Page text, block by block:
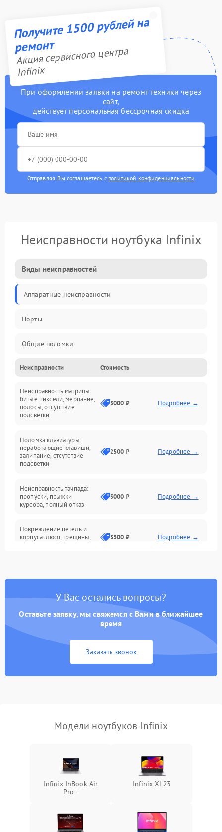
Получите 1500 рублей на
ремонт
Акция сервисного центра
Infinix
При оформлении заявки на ремонт техники через
сайт,
действует персональная бессрочная скидка
Отправляя, Вы соглашаетесь с политикой конфиденциальности
Неисправности ноутбука Infinix
Виды неисправностей
Аппаратные неисправности
Порты
Общие поломки
Устройства
Программные ошибки
Электрические и системные сбои
Интерфейсные проблемы
Батарея
Сеть и интернет
Неисправности Стоимость
Неисправность матрицы:
битые пиксели, мерцание,
полосы, отсутствие
подсветки
5000 ₽ Подробнее →
Поломка клавиатуры:
неработающие клавиши,
залипание, отсутствие
подсветки
2500 ₽ Подробнее →
Неисправность тачпада:
пропуски, прыжки
курсора, полный отказ
3000 ₽ Подробнее →
Повреждение петель и
корпуса: люфт, трещины,
3500 ₽ Подробнее →
быстрая разрядка,
2500 ₽ Подробнее →
Неисправность зарядного
питания
2000 ₽ Подробнее →
неисправности кулера
пропадание диска
оперативной памяти:
вылеты приложений,
Подробнее →
Проблемы Wi‑Fi или
У Вас остались вопросы?
Оставьте заявку, мы свяжемся с Вами в ближайшее
время
Заказать звонок
Модели ноутбуков Infinix
Infinix InBook Air
Pro+
Infinix XL23